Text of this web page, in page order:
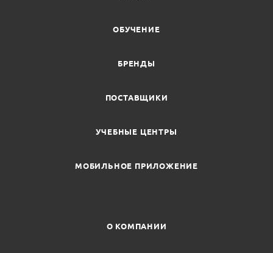
ОБУЧЕНИЕ
БРЕНДЫ
ПОСТАВЩИКИ
УЧЕБНЫЕ ЦЕНТРЫ
МОБИЛЬНОЕ ПРИЛОЖЕНИЕ
О КОМПАНИИ